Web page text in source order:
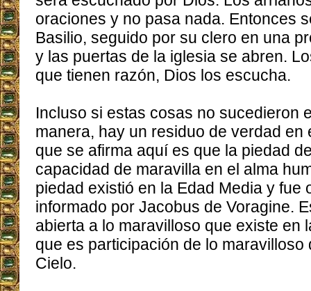
oraciones y no pasa nada. Entonces
Basilio, seguido por su clero en una
y las puertas de la iglesia se abren.
que tienen razón, Dios los escucha.
Incluso si estas cosas no sucedieron
manera, hay un residuo de verdad en
que se afirma aquí es que la piedad
capacidad de maravilla en el alma
piedad existió en la Edad Media y fue
informado por Jacobus de Voragine.
abierta a lo maravilloso que existe en
que es participación de lo maravilloso
Cielo.